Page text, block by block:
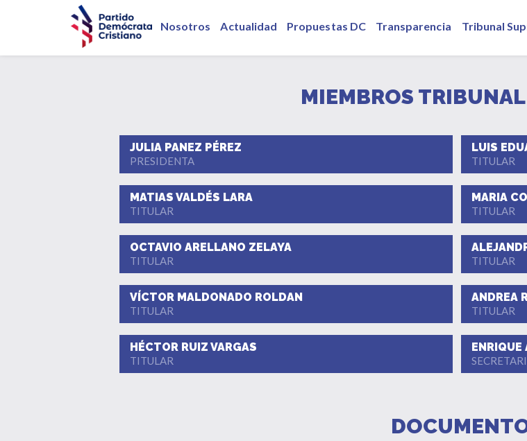
Nosotros Actualidad Propuestas DC Transparencia Tribunal
MIEMBROS
JULIA PANEZ PÉREZ
PRESIDENTA
LUIS
TITULAR
MATIAS VALDÉS LARA
TITULAR
MARIA
TITULAR
OCTAVIO ARELLANO ZELAYA
TITULAR TITULAR
VÍCTOR MALDONADO ROLDAN
TITULAR
ANDREA
TITULAR
HÉCTOR RUIZ VARGAS
TITULAR
ENRIQUE